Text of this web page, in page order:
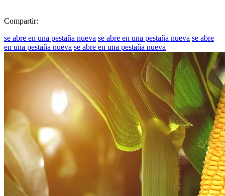
Compartir:
se abre en una pestaña nueva se abre en una pestaña nueva se abre
en una pestaña nueva se abre en una pestaña nueva